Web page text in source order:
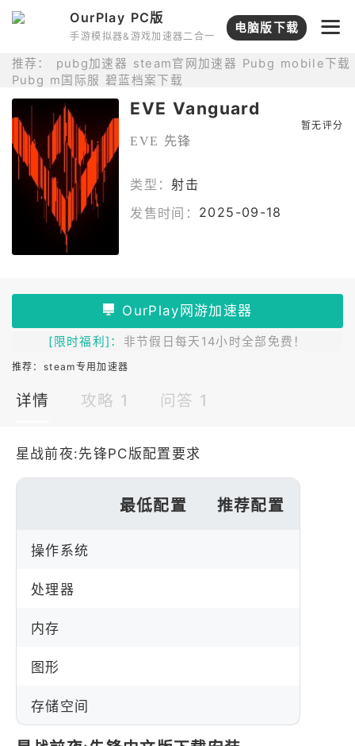
打开APP
推荐： pubg加速器 steam官网加速器 Pubg mobile下载
Pubg m国际服 碧蓝档案下载
OurPlay PC版
手游模拟器&游戏加速器二合一
电脑版下载
EVE Vanguard
EVE 先锋
暂无评分
类型：射击
发售时间： 2025-09-18
[限时福利]： 非节假日每天14小时全部免费！
推荐： steam专用加速器
详情 攻略 1 问答 1
星战前夜:先锋PC版配置要求
最低配置 推荐配置
操作系统
处理器
内存
图形
存储空间